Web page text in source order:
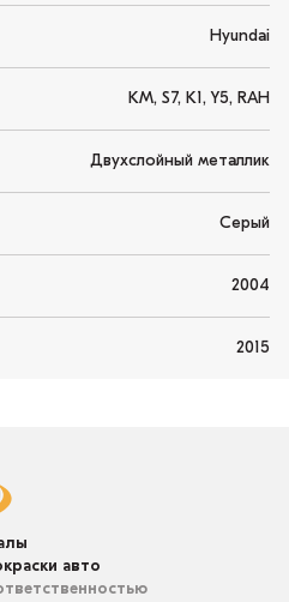
Hyundai
KM, S7, K1, Y5, RAH
Двухслойный металлик
Серый
2004
2015
авто